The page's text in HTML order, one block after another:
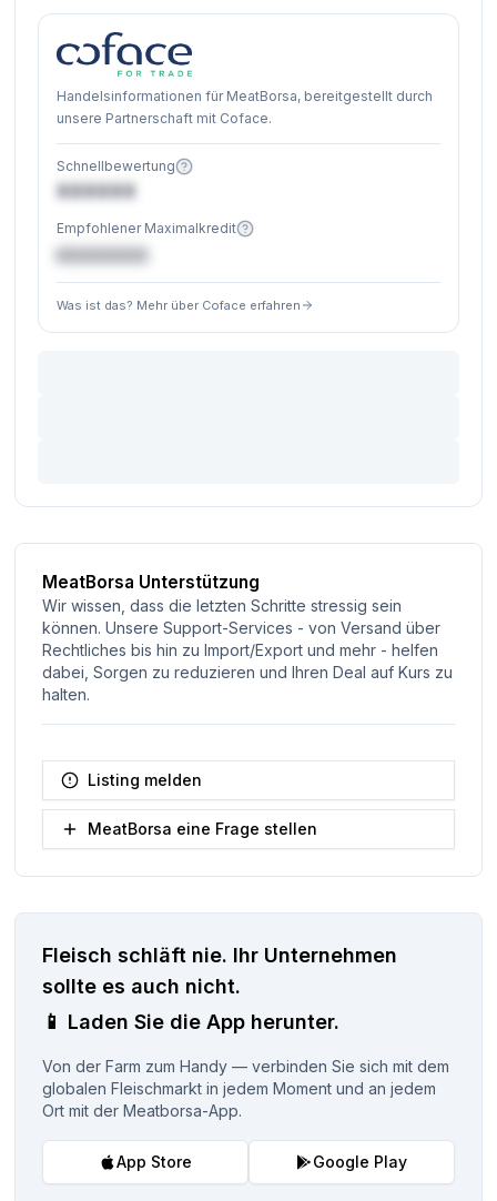
Handelsinformationen für MeatBorsa, bereitgestellt durch
unsere Partnerschaft mit Coface.
Schnellbewertung
XXXXXX
Empfohlener Maximalkredit
€XXXXXX
Was ist das? Mehr über Coface erfahren
MeatBorsa Unterstützung
Wir wissen, dass die letzten Schritte stressig sein
können. Unsere Support-Services - von Versand über
Rechtliches bis hin zu Import/Export und mehr - helfen
dabei, Sorgen zu reduzieren und Ihren Deal auf Kurs zu
halten.
Listing melden
MeatBorsa eine Frage stellen
Fleisch schläft nie. Ihr Unternehmen
sollte es auch nicht.
📱 Laden Sie die App herunter.
Von der Farm zum Handy — verbinden Sie sich mit dem
globalen Fleischmarkt in jedem Moment und an jedem
Ort mit der Meatborsa-App.
App Store Google Play